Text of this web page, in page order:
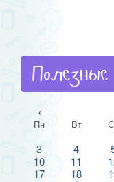
‹
Пн Вт
3
4
10
11
17
18